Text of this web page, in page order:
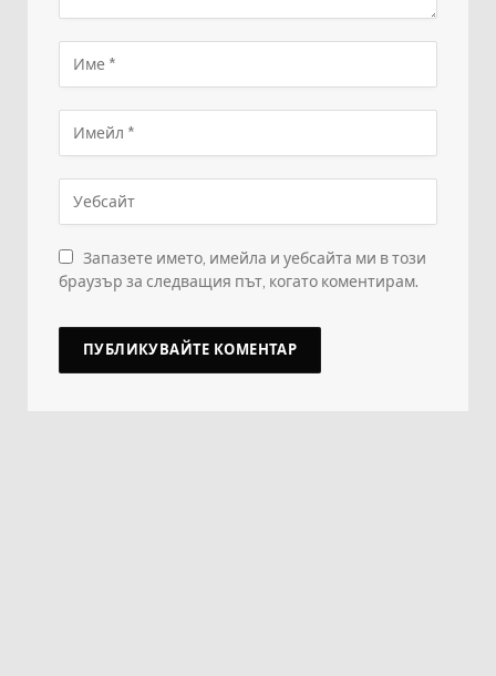
Запазете името, имейла и уебсайта ми в този
браузър за следващия път, когато коментирам.